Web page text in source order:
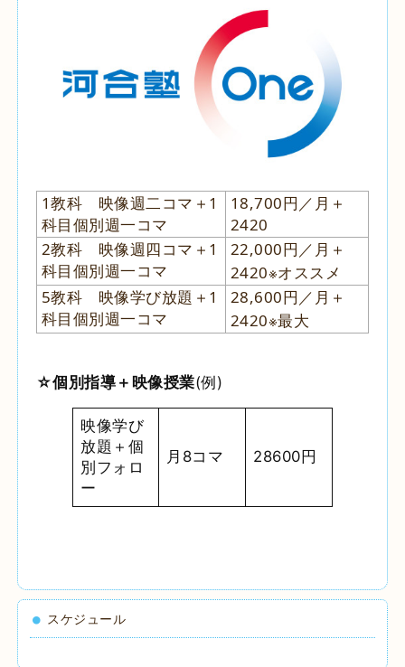
1教科 映像週二コマ＋1
科目個別週一コマ
18,700円／月＋
2420
2教科 映像週四コマ＋1
科目個別週一コマ
22,000円／月＋
2420※オススメ
5教科 映像学び放題＋1
科目個別週一コマ
28,600円／月＋
2420※最大
☆個別指導＋映像授業(例)
映像学び
放題＋個
別フォロ
ー
月8コマ 28600円
スケジュール